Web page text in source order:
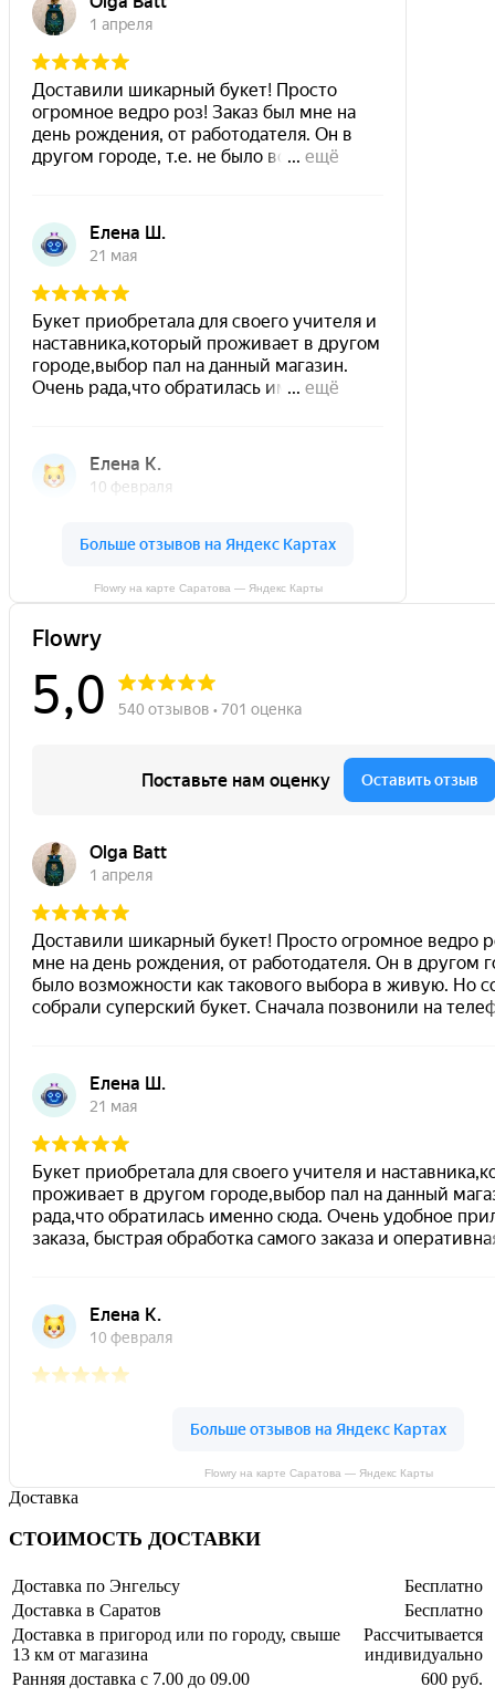
Flowry на карте Саратова — Яндекс Карты
Flowry на карте Саратова — Яндекс Карты
Доставка
СТОИМОСТЬ ДОСТАВКИ
Доставка по Энгельсу
Бесплатно
Доставка в Саратов
Бесплатно
Доставка в пригород или по городу, свыше
13 км от магазина
Рассчитывается
индивидуально
Ранняя доставка с 7.00 до 09.00
600 руб.